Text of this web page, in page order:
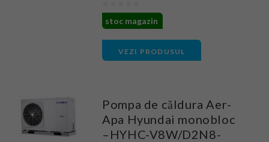
stoc magazin
VEZI PRODUSUL
Pompa de căldura Aer-
Apa Hyundai monobloc
–HYHC-V8W/D2N8-